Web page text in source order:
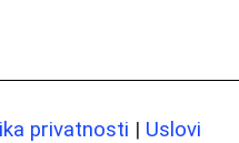
privatnosti | Uslovi